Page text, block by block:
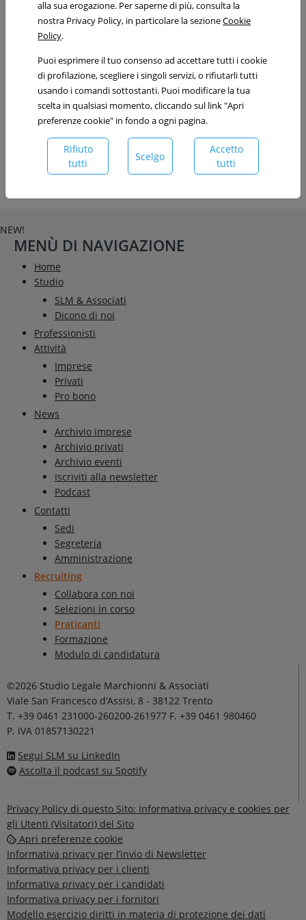
Lo svolgimento del periodo di pratica in SLM garantisce al
collaboratore concrete soddisfazioni professionali ed
Il superamento dell’esame di abilitazione da parte del
praticante rappresenta per SLM il coronamento di un percorso
di formazione e di investimento professionale reciproco. Per
questo motivo da sempre SLM ha come obiettivo il
mantenimento del rapporto di collaborazione anche dopo
l’acquisizione del titolo di avvocato da parte del collaboratore.
NEW!
MENÙ DI NAVIGAZIONE
Home
Studio
SLM & Associati
Dicono di noi
Professionisti
Attività
Imprese
Privati
Pro bono
News
Archivio imprese
Archivio privati
Archivio eventi
Iscriviti alla newsletter
Podcast
Contatti
Sedi
Segreteria
Amministrazione
Recruiting
Collabora con noi
Selezioni in corso
Praticanti
Formazione
Modulo di candidatura
©2026 Studio Legale Marchionni & Associati
Viale San Francesco d’Assisi, 8 - 38122 Trento
T. +39 0461 231000-260200-261977 F. +39 0461 980460
P. IVA 01857130221
Segui SLM su LinkedIn
Ascolta il podcast su Spotify
Privacy Policy di questo Sito: Informativa privacy e cookies per
gli Utenti (Visitatori) del Sito
Apri preferenze cookie
alla sua erogazione. Per saperne di più, consulta la
nostra Privacy Policy, in particolare la sezioneCookie
Policy.
Puoi esprimere il tuo consenso ad accettare tutti i cookie
di profilazione, scegliere i singoli servizi, o rifiutarli tutti
usando i comandi sottostanti. Puoi modificare la tua
scelta in qualsiasi momento, cliccando sul link "Apri
preferenze cookie" in fondo a ogni pagina.
Rifiuto
tutti
Scelgo
Accetto
tutti
Informativa privacy per l’invio di Newsletter
Informativa privacy per i clienti
Informativa privacy per i candidati
Informativa privacy per i fornitori
Modello esercizio diritti in materia di protezione dei dati